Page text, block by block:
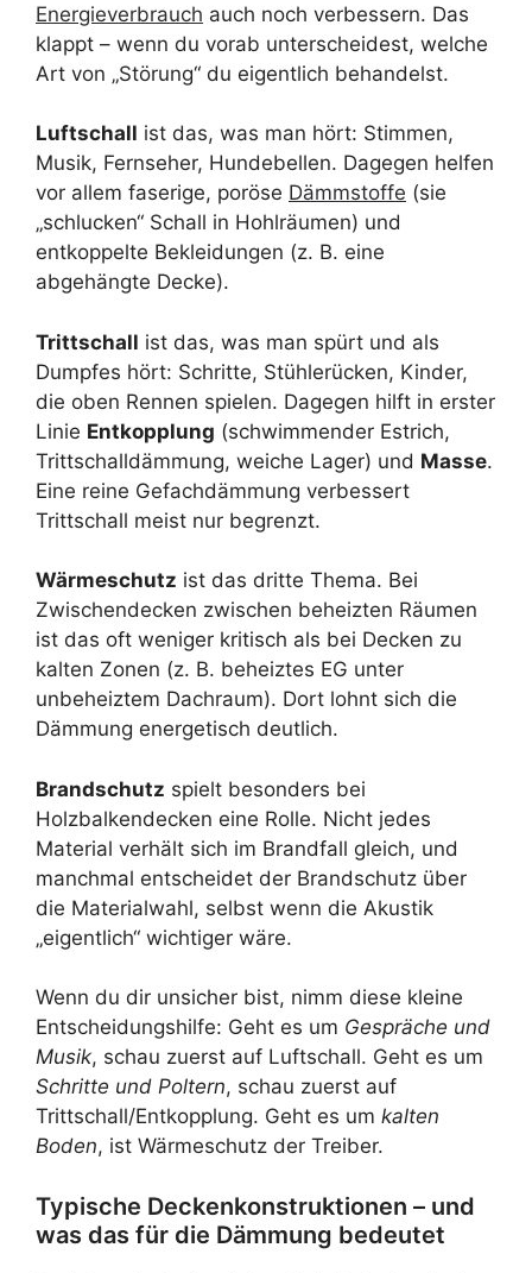
Energieverbrauch auch noch verbessern. Das
klappt – wenn du vorab unterscheidest, welche
Art von „Störung“ du eigentlich behandelst.
Luftschall ist das, was man hört: Stimmen,
Musik, Fernseher, Hundebellen. Dagegen helfen
vor allem faserige, poröse Dämmstoffe (sie
„schlucken“ Schall in Hohlräumen) und
entkoppelte Bekleidungen (z. B. eine
abgehängte Decke).
Trittschall ist das, was man spürt und als
Dumpfes hört: Schritte, Stühlerücken, Kinder,
die oben Rennen spielen. Dagegen hilft in erster
Linie Entkopplung (schwimmender Estrich,
Trittschalldämmung, weiche Lager) und Masse.
Eine reine Gefachdämmung verbessert
Trittschall meist nur begrenzt.
Wärmeschutz ist das dritte Thema. Bei
Zwischendecken zwischen beheizten Räumen
ist das oft weniger kritisch als bei Decken zu
kalten Zonen (z. B. beheiztes EG unter
unbeheiztem Dachraum). Dort lohnt sich die
Dämmung energetisch deutlich.
Brandschutz spielt besonders bei
Holzbalkendecken eine Rolle. Nicht jedes
Material verhält sich im Brandfall gleich, und
manchmal entscheidet der Brandschutz über
die Materialwahl, selbst wenn die Akustik
„eigentlich“ wichtiger wäre.
Wenn du dir unsicher bist, nimm diese kleine
Entscheidungshilfe: Geht es um Gespräche und
Musik, schau zuerst auf Luftschall. Geht es um
Schritte und Poltern, schau zuerst auf
Trittschall/Entkopplung. Geht es um kalten
Boden, ist Wärmeschutz der Treiber.
Typische Deckenkonstruktionen – und
was das für die Dämmung bedeutet